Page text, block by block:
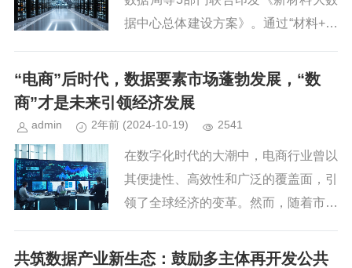
据中心总体建设方案》。通过“材料+数
企业发展，培育新材料产业创新发展新
引擎，加快形成新质生产力，构...
“电商”后时代，数据要素市场蓬勃发展，“数
商”才是未来引领经济发展
admin 2年前 (2024-10-19) 2541
在数字化时代的大潮中，电商行业曾以
其便捷性、高效性和广泛的覆盖面，引
领了全球经济的变革。然而，随着市场
商行业逐渐步入了内卷化的困境。面对
共筑数据产业新生态：鼓励多主体再开发公共